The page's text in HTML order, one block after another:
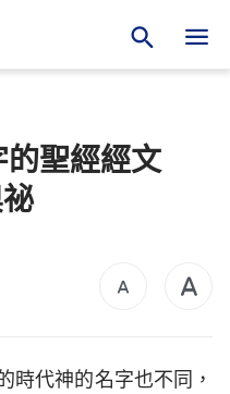
聖經經文
時代神的名字也不同，